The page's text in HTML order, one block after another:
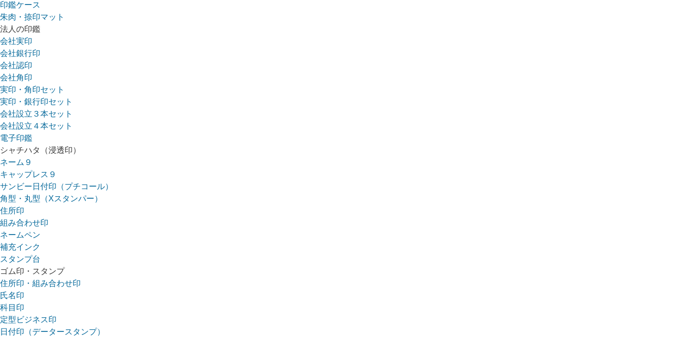
印鑑ケース
朱肉・捺印マット
法人の印鑑
会社実印
会社銀行印
会社認印
会社角印
実印・角印セット
実印・銀行印セット
会社設立３本セット
会社設立４本セット
電子印鑑
シャチハタ（浸透印）
ネーム９
キャップレス９
サンビー日付印（プチコール）
角型・丸型（Xスタンパー）
住所印
組み合わせ印
ネームペン
補充インク
スタンプ台
ゴム印・スタンプ
住所印・組み合わせ印
氏名印
科目印
定型ビジネス印
日付印（データースタンプ）